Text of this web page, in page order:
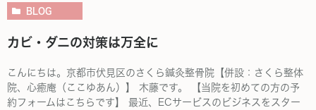
BLOG
カビ・ダニの対策は万全に
こんにちは。京都市伏見区のさくら鍼灸整骨院【併設：さくら整体
院、心癒庵（ここゆあん）】 木藤です。 【当院を初めての方の予
約フォームはこちらです】 最近、ECサービスのビジネスをスター